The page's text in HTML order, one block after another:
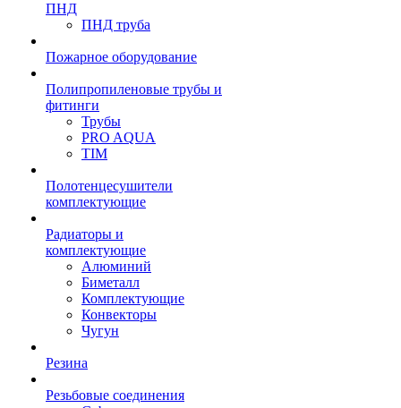
ПНД
ПНД труба
Пожарное оборудование
Полипропиленовые трубы и
фитинги
Трубы
PRO AQUA
TIM
Полотенцесушители
комплектующие
Радиаторы и
комплектующие
Алюминий
Биметалл
Комплектующие
Конвекторы
Чугун
Резина
Резьбовые соединения